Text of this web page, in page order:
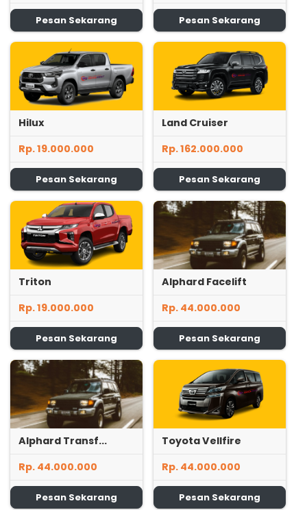
Pesan Sekarang Pesan Sekarang
Hilux
Rp. 19.000.000
Pesan Sekarang
Land Cruiser
Rp. 162.000.000
Pesan Sekarang
Triton
Rp. 19.000.000
Pesan Sekarang
Alphard Facelift
Rp. 44.000.000
Pesan Sekarang
Alphard Transf...
Rp. 44.000.000
Pesan Sekarang
Toyota Vellfire
Rp. 44.000.000
Pesan Sekarang